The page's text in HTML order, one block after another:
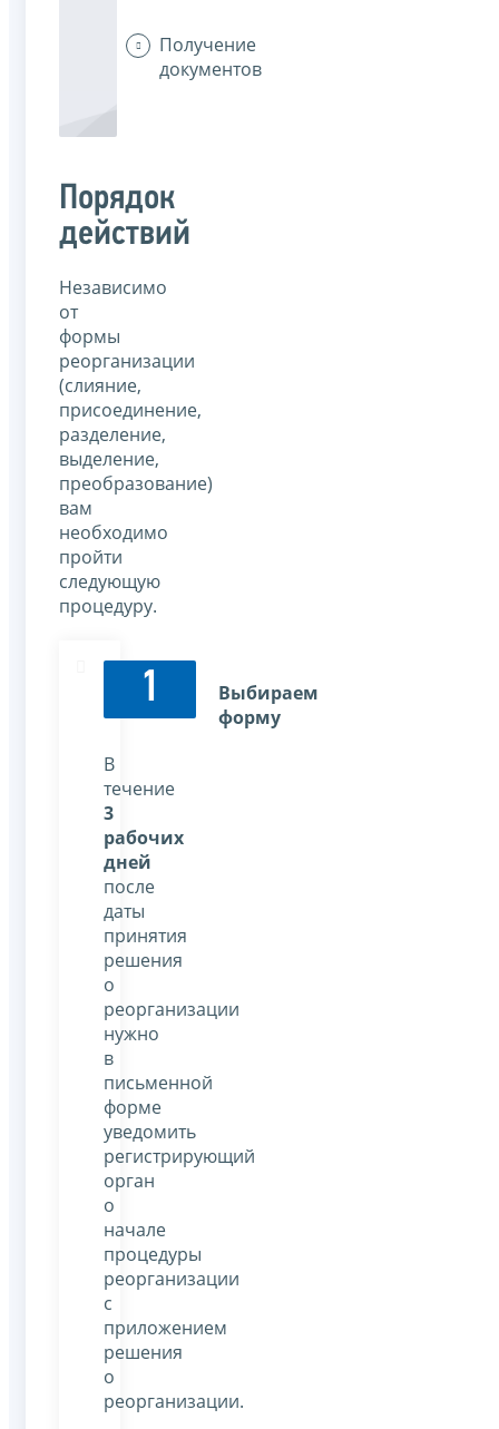
Получение
документов
Порядок
действий
Независимо
от
формы
реорганизации
(слияние,
присоединение,
разделение,
выделение,
преобразование)
вам
необходимо
пройти
следующую
процедуру.
1
Выбираем
форму
В
течение
3
рабочих
дней
после
даты
принятия
решения
о
реорганизации
нужно
в
письменной
форме
уведомить
регистрирующий
орган
о
начале
процедуры
реорганизации
с
приложением
решения
о
реорганизации.